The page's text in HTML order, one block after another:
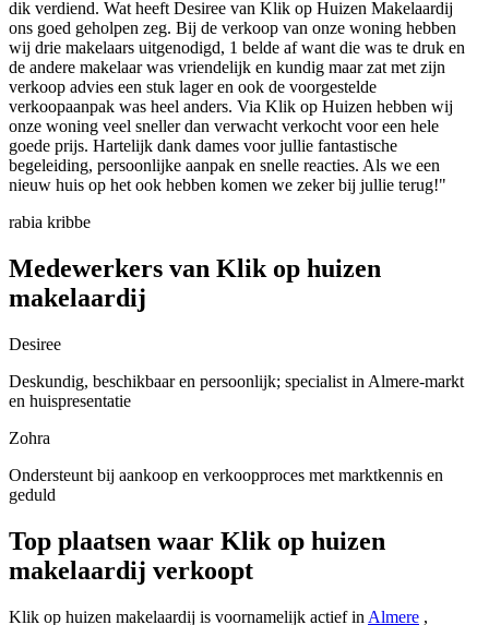
dik verdiend. Wat heeft Desiree van Klik op Huizen Makelaardij
ons goed geholpen zeg. Bij de verkoop van onze woning hebben
wij drie makelaars uitgenodigd, 1 belde af want die was te druk en
de andere makelaar was vriendelijk en kundig maar zat met zijn
verkoop advies een stuk lager en ook de voorgestelde
verkoopaanpak was heel anders. Via Klik op Huizen hebben wij
onze woning veel sneller dan verwacht verkocht voor een hele
goede prijs. Hartelijk dank dames voor jullie fantastische
begeleiding, persoonlijke aanpak en snelle reacties. Als we een
nieuw huis op het ook hebben komen we zeker bij jullie terug!"
rabia kribbe
Medewerkers van Klik op huizen
makelaardij
Desiree
Deskundig, beschikbaar en persoonlijk; specialist in Almere-markt
en huispresentatie
Zohra
Ondersteunt bij aankoop en verkoopproces met marktkennis en
geduld
Top plaatsen waar Klik op huizen
makelaardij verkoopt
Klik op huizen makelaardij is voornamelijk actief in Almere ,